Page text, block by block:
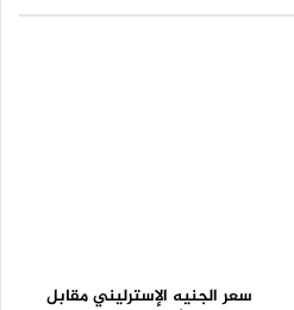
سعر الجنيه الإسترليني مقابل